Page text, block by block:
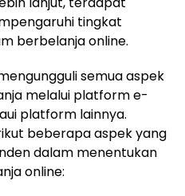
tingkat
berbelanja online.
semua aspek
melalui platform e-
platform lainnya.
beberapa aspek yang
dalam menentukan
online: